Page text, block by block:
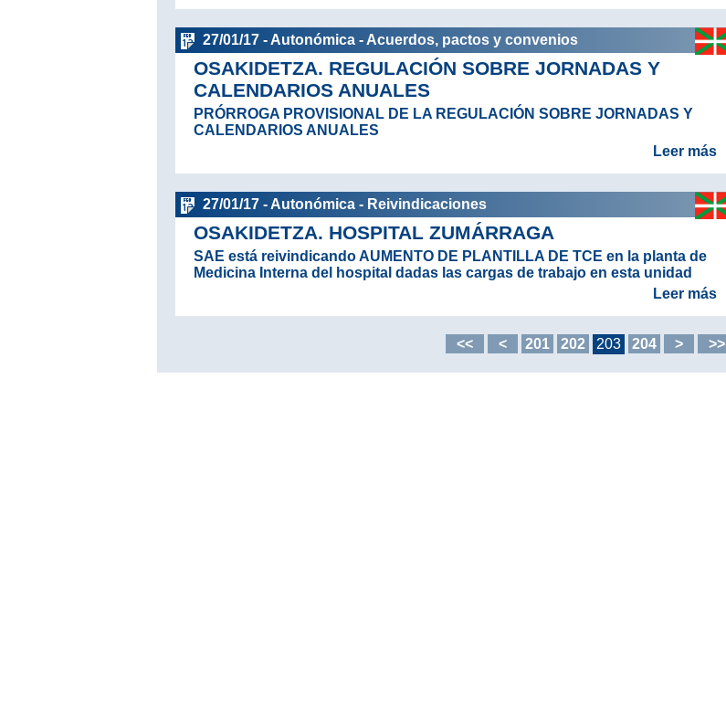
27/01/17 - Autonómica - Acuerdos, pactos y convenios
OSAKIDETZA. REGULACIÓN SOBRE JORNADAS Y
CALENDARIOS ANUALES
PRÓRROGA PROVISIONAL DE LA REGULACIÓN SOBRE JORNADAS Y
CALENDARIOS ANUALES
Leer más
27/01/17 - Autonómica - Reivindicaciones
OSAKIDETZA. HOSPITAL ZUMÁRRAGA
SAE está reivindicando AUMENTO DE PLANTILLA DE TCE en la planta de
Medicina Interna del hospital dadas las cargas de trabajo en esta unidad
Leer más
<< < 201 202 203 204 > >>